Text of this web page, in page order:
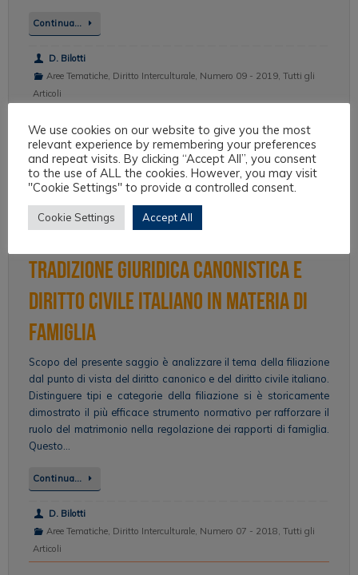
Continua…
D. Bilotti
Aree Tematiche, Diritto Interculturale, Numero 09 - 2019, Tutti gli
Articoli
Filiazione, storia e cultura. Per
un’analisi retrospettiva delle
relazioni interculturali fra
tradizione giuridica canonistica e
diritto civile italiano in materia di
famiglia
Scopo del presente saggio è analizzare il tema della filiazione
dal punto di vista del diritto canonico e del diritto civile italiano.
Distinguere tipi e categorie della filiazione si è storicamente
dimostrato il più efficace strumento normativo per rafforzare il
ruolo del matrimonio nella regolazione dei rapporti di famiglia.
Questo…
Continua…
D. Bilotti
Aree Tematiche, Diritto Interculturale, Numero 07 - 2018, Tutti gli
Articoli
We use cookies on our website to give you the most
relevant experience by remembering your preferences
and repeat visits. By clicking “Accept All”, you consent
to the use of ALL the cookies. However, you may visit
"Cookie Settings" to provide a controlled consent.
Cookie Settings Accept All